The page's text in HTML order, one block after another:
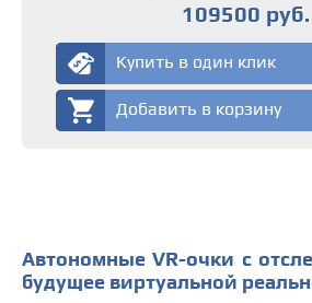
109500 руб.
Купить в один клик
Добавить в корзину
Автономные VR-очки с
будущее виртуальной